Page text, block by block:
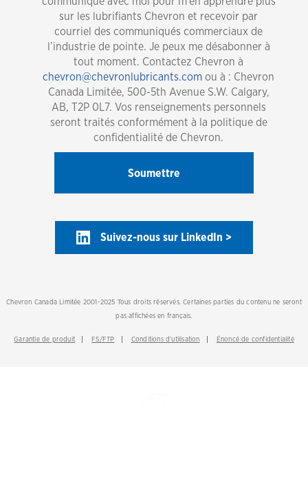
sur les lubrifiants Chevron et recevoir par
courriel des communiqués commerciaux de
l’industrie de pointe. Je peux me désabonner à
tout moment. Contactez Chevron à
chevron@chevronlubricants.com ou à : Chevron
Canada Limitée, 500-5th Avenue S.W. Calgary,
AB, T2P 0L7. Vos renseignements personnels
seront traités conformément à la politique de
confidentialité de Chevron.
Suivez-nous sur LinkedIn >
Chevron Canada Limitée 2001-2025 Tous droits réservés. Certaines parties du contenu ne seront
pas affichées en français.
Garantie de produit FS/FTP Conditions d’utilisation Énoncé de confidentialité